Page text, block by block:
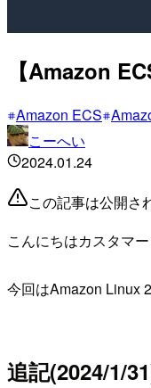
【Amazon
Amazon ECS
こーへい
2024.01.24
この記事は公開さ
こんにちはカスタマ
今回はAmazon Linux
追記(2024/1/